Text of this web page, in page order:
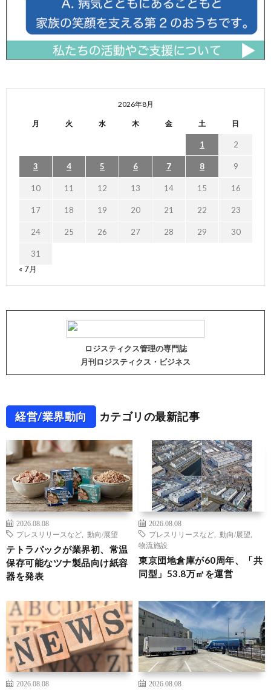
2026年8月
月 火 水 木 金 土 日
1 2
3 4 5 6 7 8 9
10 11 12 13 14 15 16
17 18 19 20 21 22 23
24 25 26 27 28 29 30
31
« 7月
ロジスティクス管理の専門誌
月刊ロジスティクス・ビジネス
経営/業界動向 カテゴリの最新記事
2026.08.08
プレスリリースなど
動向/展望
テトラパックが業界初、常温
保存可能なツナ製品向け紙容
器を発表
2026.08.08
プレスリリースなど
動向/展望
物流施設
東京団地倉庫が60周年、「共
同型」53.8万㎡を運営
2026.08.08
2026.08.08